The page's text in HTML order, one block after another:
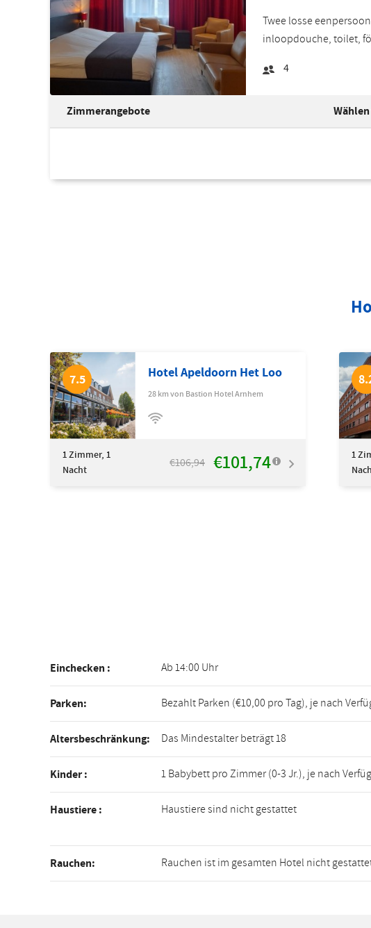
Twee losse
inloopdouche, toilet,
4
Zimmerangebote
7.5 Hotel Apeldoorn Het Loo
28 km von Bastion Hotel Arnhem
1Zimmer, 1
Nacht
€106,94 €101,74 1
Einchecken : Ab 14:00 Uhr
Parken: Bezahlt Parken (€10,00 pro Tag), je nach
Altersbeschränkung: Das Mindestalter beträgt 18
Kinder : 1 Babybett pro Zimmer (0-3 Jr.), je nach
Haustiere : Haustiere sind nicht gestattet
Rauchen: Rauchen ist im gesamten Hotel nicht